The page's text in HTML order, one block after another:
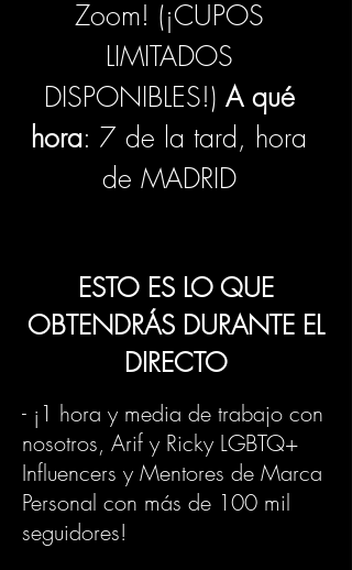
Zoom! (¡CUPOS
LIMITADOS
DISPONIBLES!) A qué
hora: 7 de la tard, hora
de MADRID
ESTO ES LO QUE
OBTENDRÁS DURANTE EL
DIRECTO
- ¡1 hora y media de trabajo con
nosotros, Arif y Ricky LGBTQ+
Influencers y Mentores de Marca
Personal con más de 100 mil
seguidores!